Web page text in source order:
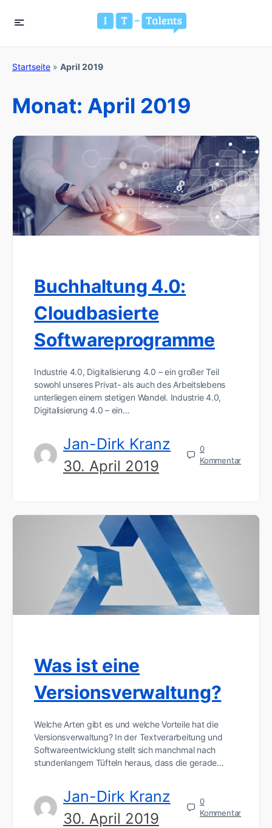
Startseite » April 2019
Monat: April 2019
Buchhaltung 4.0:
Cloudbasierte
Softwareprogramme
Industrie 4.0, Digitalisierung 4.0 – ein großer Teil
sowohl unseres Privat- als auch des Arbeitslebens
unterliegen einem stetigen Wandel. Industrie 4.0,
Digitalisierung 4.0 – ein…
Jan-Dirk Kranz
30. April 2019
0
Kommentar
Was ist eine
Versionsverwaltung?
Welche Arten gibt es und welche Vorteile hat die
Versionsverwaltung? In der Textverarbeitung und
Softwareentwicklung stellt sich manchmal nach
stundenlangem Tüfteln heraus, dass die gerade…
Jan-Dirk Kranz
30. April 2019
0
Kommentar